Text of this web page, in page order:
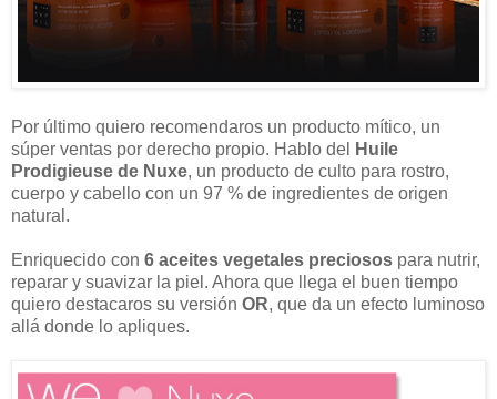
Por último quiero recomendaros un producto mítico, un
súper ventas por derecho propio. Hablo del
Huile
Prodigieuse de Nuxe, un producto de culto para rostro,
cuerpo y cabello con un 97 % de ingredientes de origen
natural.
Enriquecido con 6 aceites vegetales preciosos para nutrir,
reparar y suavizar la piel. Ahora que llega el buen tiempo
quiero destacaros su versión OR, que da un efecto luminoso
allá donde lo apliques.